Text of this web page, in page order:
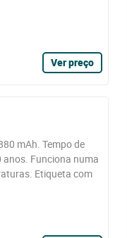
Ver preço
mAh. Tempo de
Funciona numa
Etiqueta com